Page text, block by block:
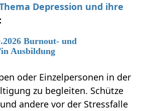
Depression und ihre
:
Burnout- und
Ausbildung
oder Einzelpersonen in der
zu begleiten. Schütze
andere vor der Stressfalle